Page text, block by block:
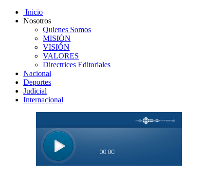
Inicio
Nosotros
Quienes Somos
MISIÓN
VISIÓN
VALORES
Directrices Editoriales
Nacional
Deportes
Judicial
Internacional